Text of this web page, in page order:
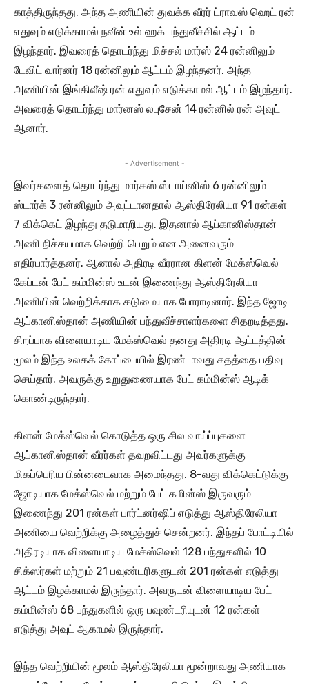
காத்திருந்தது. அந்த அணியின் துவக்க வீரர் ட்ராவஸ் ஹெட் ரன்
எதுவும் எடுக்காமல் நவீன் உல் ஹக் பந்துவீச்சில் ஆட்டம்
இழந்தார். இவரைத் தொடர்ந்து மிச்சல் மார்ஸ் 24 ரன்னிலும்
டேவிட் வார்னர் 18 ரன்னிலும் ஆட்டம் இழந்தனர். அந்த
அணியின் இங்கிலீஷ் ரன் எதுவும் எடுக்காமல் ஆட்டம் இழந்தார்.
அவரைத் தொடர்ந்து மார்னஸ் லபுசேன் 14 ரன்னில் ரன் அவுட்
ஆனார்.
- Advertisement -
இவர்களைத் தொடர்ந்து மார்கஸ் ஸ்டாய்னிஸ் 6 ரன்னிலும்
ஸ்டார்க் 3 ரன்னிலும் அவுட்டானதால் ஆஸ்திரேலியா 91 ரன்கள்
7 விக்கெட் இழந்து தடுமாறியது. இதனால் ஆப்கானிஸ்தான்
அணி நிச்சயமாக வெற்றி பெறும் என அனைவரும்
எதிர்பார்த்தனர். ஆனால் அதிரடி வீரரான கிளன் மேக்ஸ்வெல்
கேப்டன் பேட் கம்மின்ஸ் உடன் இணைந்து ஆஸ்திரேலியா
அணியின் வெற்றிக்காக கடுமையாக போராடினார். இந்த ஜோடி
ஆப்கானிஸ்தான் அணியின் பந்துவீச்சாளர்களை சிதறடித்தது.
சிறப்பாக விளையாடிய மேக்ஸ்வெல் தனது அதிரடி ஆட்டத்தின்
மூலம் இந்த உலகக் கோப்பையில் இரண்டாவது சதத்தை பதிவு
செய்தார். அவருக்கு உறுதுணையாக பேட் கம்மின்ஸ் ஆடிக்
கொண்டிருந்தார்.
கிளன் மேக்ஸ்வெல் கொடுத்த ஒரு சில வாய்ப்புகளை
ஆப்கானிஸ்தான் வீரர்கள் தவறவிட்டது அவர்களுக்கு
மிகப்பெரிய பின்னடைவாக அமைந்தது. 8-வது விக்கெட்டுக்கு
ஜோடியாக மேக்ஸ்வெல் மற்றும் பேட் கமின்ஸ் இருவரும்
இணைந்து 201 ரன்கள் பார்ட்னர்ஷிப் எடுத்து ஆஸ்திரேலியா
அணியை வெற்றிக்கு அழைத்துச் சென்றனர். இந்தப் போட்டியில்
அதிரடியாக விளையாடிய மேக்ஸ்வெல் 128 பந்துகளில் 10
சிக்ஸர்கள் மற்றும் 21 பவுண்டரிகளுடன் 201 ரன்கள் எடுத்து
ஆட்டம் இழக்காமல் இருந்தார். அவருடன் விளையாடிய பேட்
கம்மின்ஸ் 68 பந்துகளில் ஒரு பவுண்டரியுடன் 12 ரன்கள்
எடுத்து அவுட் ஆகாமல் இருந்தார்.
இந்த வெற்றியின் மூலம் ஆஸ்திரேலியா மூன்றாவது அணியாக